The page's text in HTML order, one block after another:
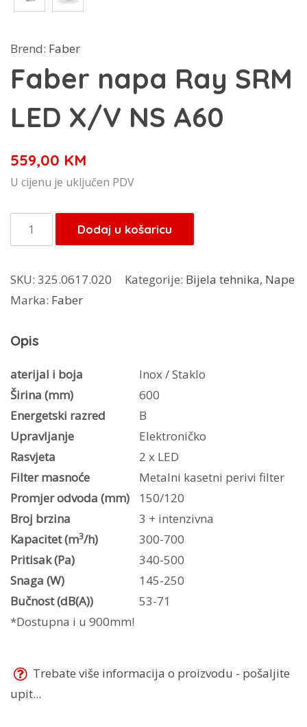
Brend: Faber
Faber napa Ray SRM
LED X/V NS A60
559,00 KM
U cijenu je uključen PDV
Faber
napa
SRM
LED
NS
A60
količina
Dodaj u košaricu
SKU: 325.0617.020 Kategorije: Bijela tehnika, Nape
Marka: Faber
Opis
aterijal i boja
Inox / Staklo
Širina (mm)
600
Energetski razred
B
Upravljanje
Elektroničko
Rasvjeta
2 x LED
Filter masnoće
Metalni kasetni perivi filter
Promjer odvoda (mm)
150/120
Broj brzina
3 + intenzivna
Kapacitet (m3/h)
300-700
Pritisak (Pa)
340-500
Snaga (W)
145-250
Bučnost (dB(A))
53-71
*Dostupna i u 900mm!
Trebate više informacija o proizvodu - pošaljite
upit...